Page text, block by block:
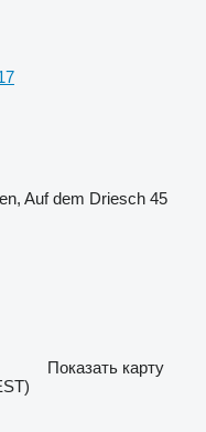
Auf dem Driesch 45
Показать карту